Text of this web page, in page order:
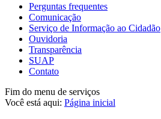
Perguntas frequentes
Comunicação
Serviço de Informação ao Cidadão
Ouvidoria
Transparência
SUAP
Contato
Fim do menu de serviços
Você está aqui: Página inicial